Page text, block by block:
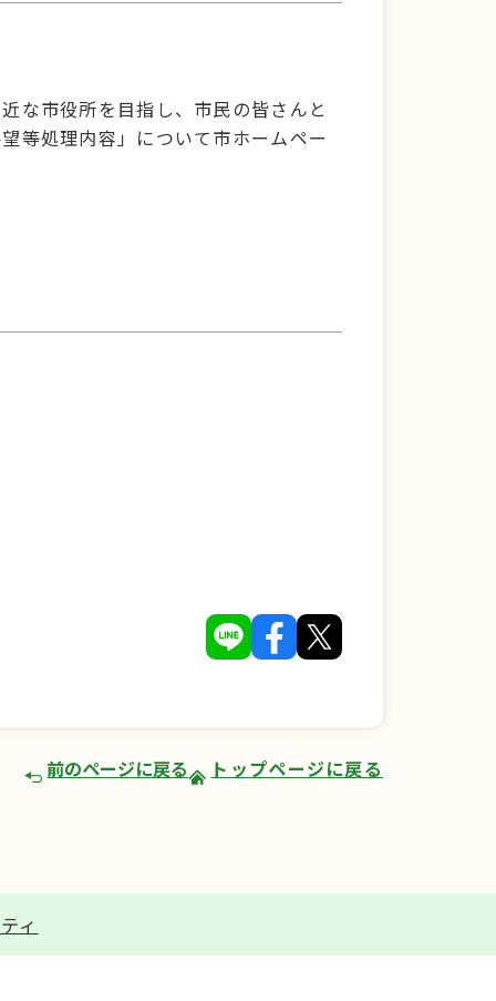
な市役所を目指し、市民の皆さんと
等処理内容」について市ホームペー
前のページに戻る トップページに戻る
ィ